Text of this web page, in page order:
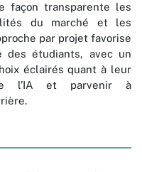
façon transparente les
du marché et les
par projet favorise
des étudiants, avec un
éclairés quant à leur
l’IA et parvenir à